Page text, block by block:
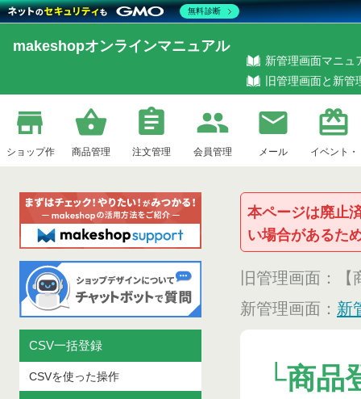
makeshopオンラインマニュアル
新管理画面マニュ
旧管理画面と新
ショップ作 商品管理 注文管理 会員管理 メール イベント・
CSV一括登録
CSVを使った操作
本ページは廃止
い場合があるた
旧管理画面：
新管理画面： 新
└商品
無料診断